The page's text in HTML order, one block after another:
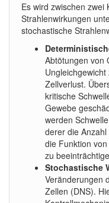
Es wird zwischen zwei
Strahlenwirkungen
stochastische
Abtötungen von
Zellverlust.
kritische
Gewebe
werden
derer die
die Funktion
zu
Stochastische
Veränderungen
Zellen (DNS).